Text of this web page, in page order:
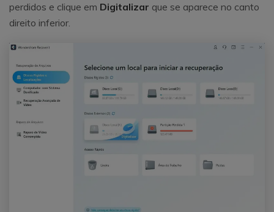
perdidos e clique em Digitalizar que se aparece no canto
direito inferior.